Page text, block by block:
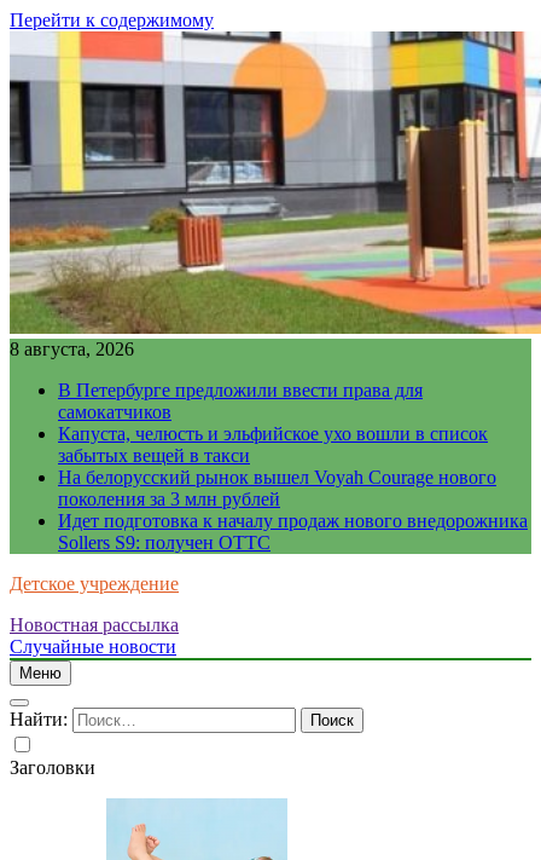
Перейти к содержимому
8 августа, 2026
В Петербурге предложили ввести права для
самокатчиков
Капуста, челюсть и эльфийское ухо вошли в список
забытых вещей в такси
На белорусский рынок вышел Voyah Courage нового
поколения за 3 млн рублей
Идет подготовка к началу продаж нового внедорожника
Sollers S9: получен ОТТС
Детское учреждение
Новостная рассылка
Случайные новости
Меню
Найти:
Заголовки